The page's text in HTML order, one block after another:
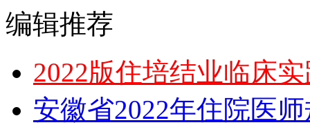
编辑推荐
2022版住培结业临床
安徽省2022年住院医